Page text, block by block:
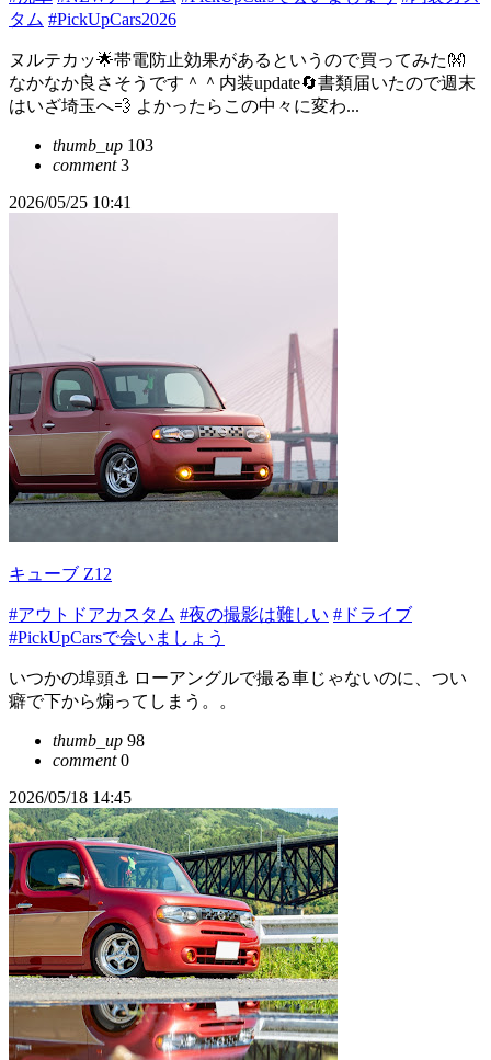
タム #PickUpCars2026
ヌルテカッ🌟帯電防止効果があるというので買ってみた👐
なかなか良さそうです＾＾内装update🔄書類届いたので週末
はいざ埼玉へ💨 よかったらこの中々に変わ...
thumb_up 103
comment3
2026/05/25 10:41
キューブ Z12
#アウトドアカスタム #夜の撮影は難しい #ドライブ
#PickUpCarsで会いましょう
いつかの埠頭⚓️ ローアングルで撮る車じゃないのに、つい
癖で下から煽ってしまう。。
thumb_up 98
comment0
2026/05/18 14:45